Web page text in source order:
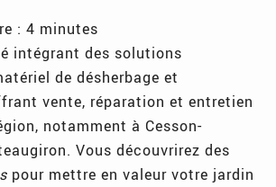
: 4 minutes
intégrant des solutions
de désherbage et
vente, réparation et entretien
notamment à Cesson-
Vous découvrirez des
pour mettre en valeur votre jardin